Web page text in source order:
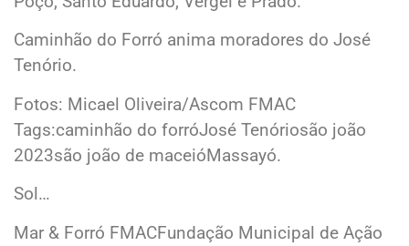
Caminhão do Forró anima moradores do José
Tenório.
Fotos: Micael Oliveira/Ascom FMAC
Tags:caminhão do forróJosé Tenóriosão joão
2023são joão de maceióMassayó.
Sol…
Mar & Forró FMACFundação Municipal de Ação